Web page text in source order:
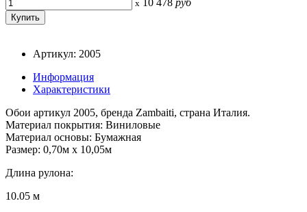
x
Артикул: 2005
Информация
Характеристики
Обои артикул 2005, бренда Zambaiti, страна Италия.
Материал покрытия: Виниловые
Материал основы: Бумажная
Размер: 0,70м x 10,05м
Длина рулона:
10.05 м